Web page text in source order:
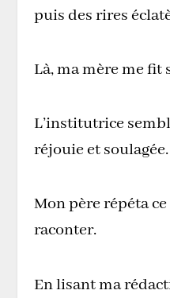
puis des rires
Là, ma mère me fit
L’institutrice
réjouie et soulagée.
Mon père répéta
raconter.
En lisant ma